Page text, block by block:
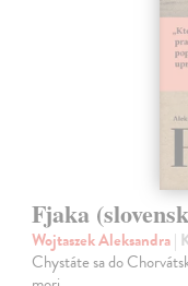
Fjaka
Wojtaszek Aleksandra|
Chystáte sa do